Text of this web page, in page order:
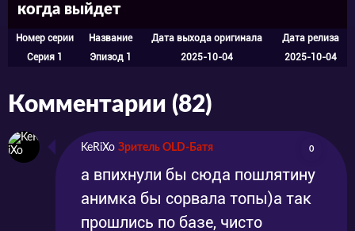
когда выйдет
Номер серии Название Дата выхода оригинала
Дата релиза
Серия 1
Эпизод 1 2025-10-04 2025-10-04
Комментарии (82)
KeRiXo Зритель OLD-Батя 0
а впихнули бы сюда пошлятину
анимка бы сорвала топы)а так
прошлись по базе, чисто